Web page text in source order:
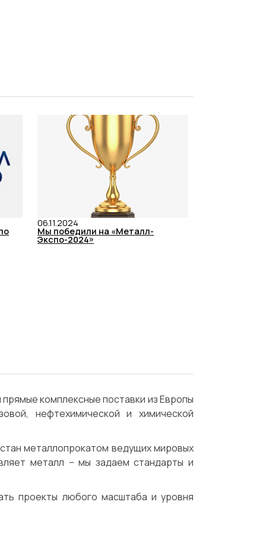
06.11.2024
Мы победили на «Металл-
Экспо-2024»
комплексные поставки из Европы
нефтехимической и химической
металлопрокатом ведущих мировых
металл – мы задаем стандарты и
проекты любого масштаба и уровня